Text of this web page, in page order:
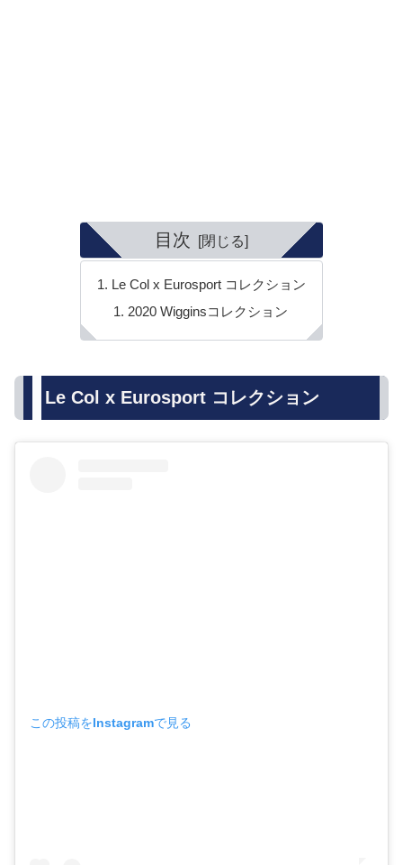
目次
Le Col x Eurosport コレクション
2020 Wigginsコレクション
Le Col x Eurosport コレクション
この投稿をInstagramで見る